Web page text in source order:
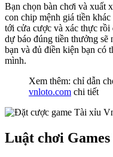
Bạn chọn bàn chơi và xuất
con chip mệnh giá tiền
tới cửa cược và xác thực rồi
dự báo đúng tiền thưởng sẽ
bạn và đủ điền kiện bạn có
mình.
Xem thêm: chỉ dẫn
vnloto.com chi tiết
Luật chơi